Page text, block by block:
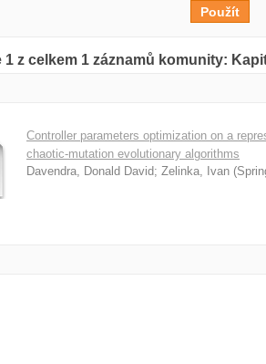
1 z celkem 1 záznamů komunity:
Controller parameters optimization on a
chaotic-mutation evolutionary algorithms
Davendra, Donald David; Zelinka, Ivan (